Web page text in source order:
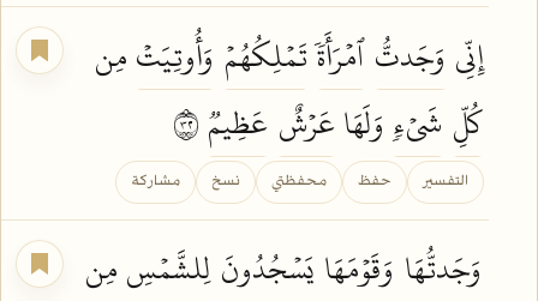
إِنِّي وَجَدتُّٱمۡرَأَةٗتَمۡلِكُهُمۡ وَأُوتِيَتۡمِن
كُلِّ شَيۡءٖوَلَهَاعَرۡشٌ عَظِيمٞ
التفسير حفظ محفظتي نسخ مشاركة
وَجَدتُّهَا وَقَوۡمَهَا يَسۡجُدُونَ لِلشَّمۡسِمِن